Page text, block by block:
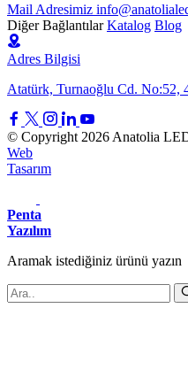
Mail Adresimiz
Diğer Bağlantılar Katalog Blog
Adres Bilgisi
Atatürk, Turnaoğlu Cd. No:52,
© Copyright 2026 Anatolia
Web
Tasarım
Penta
Yazılım
Aramak istediğiniz ürünü yazın